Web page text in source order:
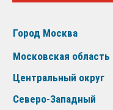
Город Москва
Московская область
Центральный округ
Северо-Западный